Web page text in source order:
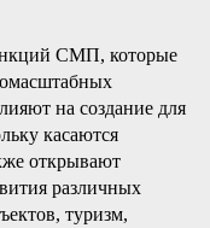
направлению
вошло
конструктивные
целесообразна
и анализ